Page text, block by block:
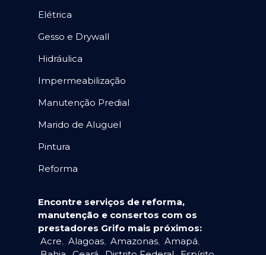
Elétrica
Gesso e Drywall
Hidráulica
Impermeabilização
Manutenção Predial
Marido de Aluguel
Pintura
Reforma
Encontre serviços de reforma,
manutenção e consertos com os
prestadores Grifo mais próximos:
Acre, Alagoas, Amazonas, Amapá,